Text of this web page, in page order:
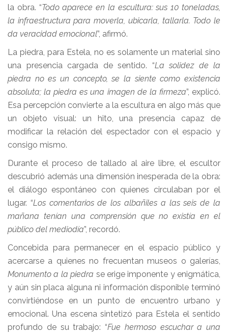
la obra. “Todo aparece en la escultura: sus 10 toneladas,
la infraestructura para moverla, ubicarla, tallarla. Todo le
da veracidad emocional”, afirmó.
La piedra, para Estela, no es solamente un material sino
una presencia cargada de sentido. “La solidez de la
piedra no es un concepto, se la siente como existencia
absoluta; la piedra es una imagen de la firmeza”, explicó.
Esa percepción convierte a la escultura en algo más que
un objeto visual: un hito, una presencia capaz de
modificar la relación del espectador con el espacio y
consigo mismo.
Durante el proceso de tallado al aire libre, el escultor
descubrió además una dimensión inesperada de la obra:
el diálogo espontáneo con quienes circulaban por el
lugar. “Los comentarios de los albañiles a las seis de la
mañana tenían una comprensión que no existía en el
público del mediodía”, recordó.
Concebida para permanecer en el espacio público y
acercarse a quienes no frecuentan museos o galerías,
Monumento a la piedra se erige imponente y enigmática,
y aún sin placa alguna ni información disponible terminó
convirtiéndose en un punto de encuentro urbano y
emocional. Una escena sintetizó para Estela el sentido
profundo de su trabajo: “Fue hermoso escuchar a una